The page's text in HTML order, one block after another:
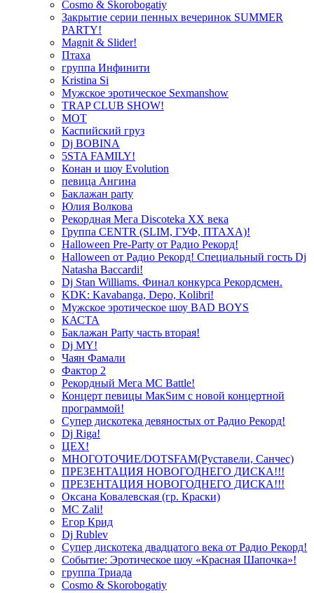
Cosmo & Skorobogatiy
Закрытие серии пенных вечеринок SUMMER
PARTY!
Magnit & Slider!
Птаха
группа Инфинити
Kristina Si
Мужское эротическое Sexmanshow
TRAP CLUB SHOW!
МОТ
Каспийский груз
Dj BOBINA
5STA FAMILY!
Конан и шоу Evolution
певица Ангина
Баклажан party
Юлия Волкова
Рекордная Мега Discoteka XX века
Группа CENTR (SLIM, ГУФ, ПТАХА)!
Halloween Pre-Party от Радио Рекорд!
Halloween от Радио Рекорд! Специальный гость Dj
Natasha Baccardi!
Dj Stan Williams. Финал конкурса Рекордсмен.
KDK: Kavabanga, Depo, Kolibri!
Мужское эротическое шоу BAD BOYS
КАСТА
Баклажан Party часть вторая!
Dj MY!
Чаян Фамали
Фактор 2
Рекордный Мега МС Battle!
Концерт певицы МакSим с новой концертной
программой!
Супер дискотека девяностых от Радио Рекорд!
Dj Riga!
ЦЕХ!
МНОГОТОЧИЕ/DOTSFAM(Руставели, Санчес)
ПРЕЗЕНТАЦИЯ НОВОГОДНЕГО ДИСКА!!!
ПРЕЗЕНТАЦИЯ НОВОГОДНЕГО ДИСКА!!!
Оксана Ковалевская (гр. Краски)
MC Zali!
Егор Крид
Dj Rublev
Супер дискотека двадцатого века от Радио Рекорд!
Событие: Эротическое шоу «Красная Шапочка»!
группа Триада
Cosmo & Skorobogatiy